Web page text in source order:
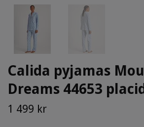
Calida pyjamas
Dreams 44653
1 499 kr